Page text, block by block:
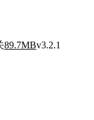
89.7MBv3.2.1